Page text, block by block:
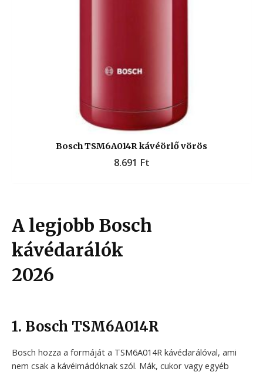
Bosch TSM6A014R kávéörlő vörös
8.691 Ft
A legjobb Bosch
kávédarálók
2026
1. Bosch TSM6A014R
Bosch hozza a formáját a TSM6A014R kávédarálóval, ami
nem csak a kávéimádóknak szól. Mák, cukor vagy egyéb